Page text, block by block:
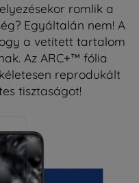
romlik a
Egyáltalán nem! A
a vetített tartalom
Az ARC+™ fólia
reprodukált
tisztaságot!